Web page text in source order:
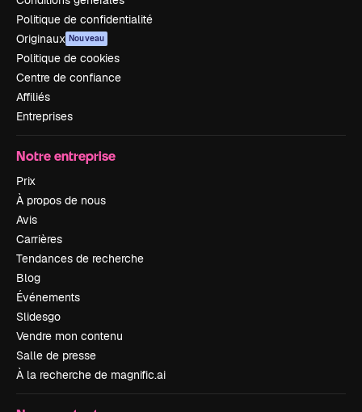
Politique de confidentialité
Originaux Nouveau
Politique de cookies
Centre de confiance
Affiliés
Entreprises
Notre entreprise
Prix
À propos de nous
Avis
Carrières
Tendances de recherche
Blog
Événements
Slidesgo
Vendre mon contenu
Salle de presse
À la recherche de magnific.ai